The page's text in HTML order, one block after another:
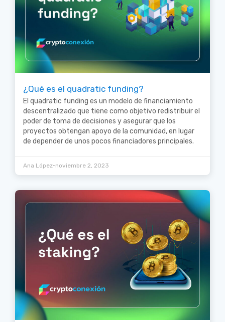
¿Qué es el quadratic funding?
El quadratic funding es un modelo de financiamiento
descentralizado que tiene como objetivo redistribuir el
poder de toma de decisiones y asegurar que los
proyectos obtengan apoyo de la comunidad, en lugar
de depender de unos pocos financiadores principales.
Ana López•noviembre 2, 2023